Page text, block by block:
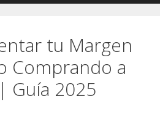
tu Margen
Comprando a
Guía 2025